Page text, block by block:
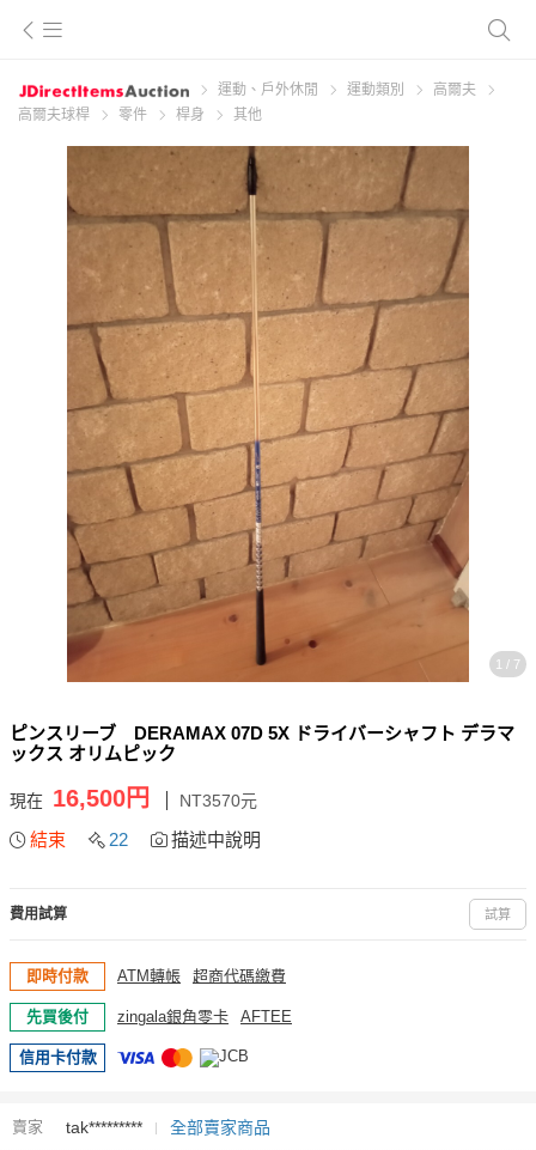
運動、戶外休閒 運動類別
高爾夫
高爾夫球桿
零件 桿身 其他
1 / 7
ピンスリーブ DERAMAX 07D 5X ドライバーシャフト デラマ
ックス オリムピック
現在 16,500円 NT3570元
結束 22 描述中說明
費用試算 試算
即時付款 ATM轉帳 超商代碼繳費
先買後付 zingala銀角零卡 AFTEE
信用卡付款
賣家 tak********* 全部賣家商品